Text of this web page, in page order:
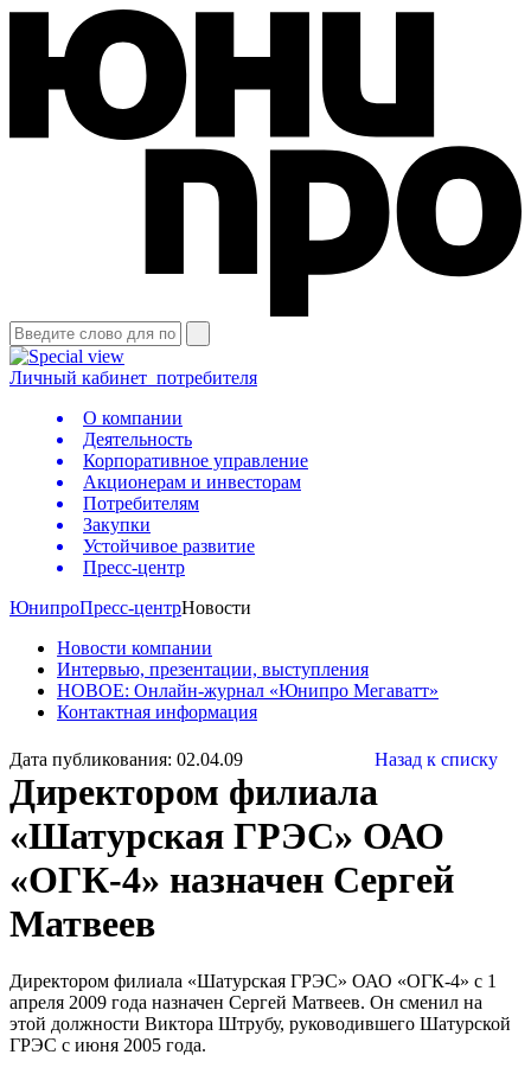
Личный кабинет потребителя
О компании
Деятельность
Корпоративное управление
Акционерам и инвесторам
Потребителям
Закупки
Устойчивое развитие
Пресс-центр
ЮнипроПресс-центрНовости
Новости компании
Интервью, презентации, выступления
НОВОЕ: Онлайн-журнал «Юнипро Мегаватт»
Контактная информация
Дата публикования: 02.04.09 Назад к списку
Директором филиала
«Шатурская ГРЭС» ОАО
«ОГК-4» назначен Сергей
Матвеев
Директором филиала «Шатурская ГРЭС» ОАО «ОГК-4» с 1
апреля 2009 года назначен Сергей Матвеев. Он сменил на
этой должности Виктора Штрубу, руководившего Шатурской
ГРЭС с июня 2005 года.